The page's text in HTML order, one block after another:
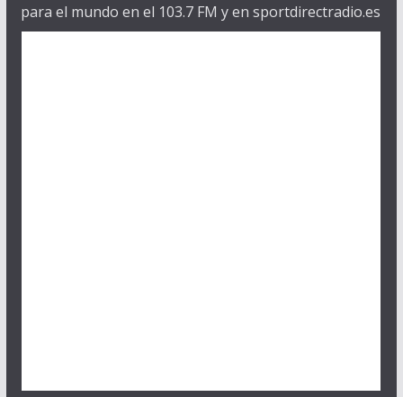
para el mundo en el 103.7 FM y en sportdirectradio.es